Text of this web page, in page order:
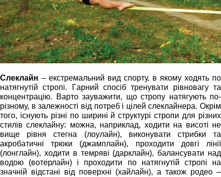
Слеклайн – екстремальний вид спорту, в якому ходять по
натягнутій стропі.
Гарний спосіб тренувати рівновагу та
концентрацію. Варто зауважити, що стропу натягують по-
різному, в залежності від потреб і цілей слеклайнера. Окрім
того, існують різні по ширині й структурі стропи для різних
стилів слеклайну: можна, наприклад, ходити на висоті не
вище рівня стегна (лоулайн), виконувати стрибки та
акробатичні трюки (джамплайн), проходити довгі лінії
(лонглайн), ходити в темряві (дарклайн), балансувати над
водою (вотерлайн) і проходити по натягнутій стропі на
значній відстані від поверхні (хайлайн), а також родео –